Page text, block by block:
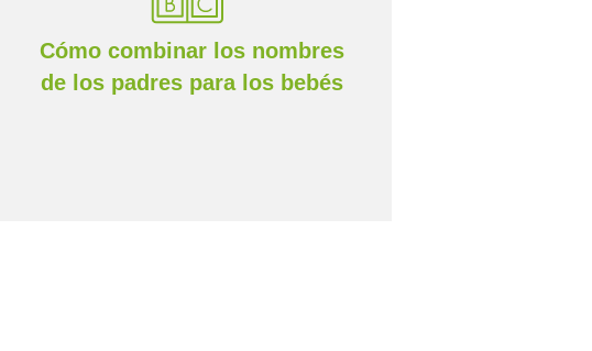
Cómo combinar los nombres
de los padres para los bebés